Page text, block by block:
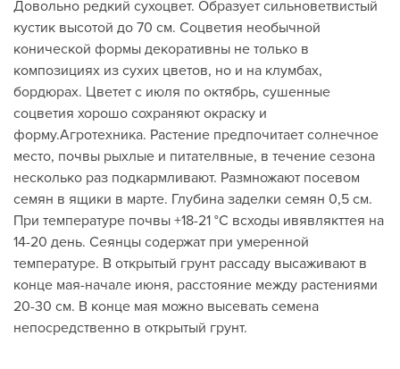
Довольно редкий сухоцвет. Образует сильноветвистый
кустик высотой до 70 см. Соцветия необычной
конической формы декоративны не только в
композициях из сухих цветов, но и на клумбах,
бордюрах. Цветет с июля по октябрь, сушенные
соцветия хорошо сохраняют окраску и
форму.Агротехника. Растение предпочитает солнечное
место, почвы рыхлые и питателвные, в течение сезона
несколько раз подкармливают. Размножают посевом
семян в ящики в марте. Глубина заделки семян 0,5 см.
При температуре почвы +18-21 °C всходы ивявлякттея на
14-20 день. Сеянцы содержат при умеренной
температуре. В открытый грунт рассаду высаживают в
конце мая-начале июня, расстояние между растениями
20-30 см. В конце мая можно высевать семена
непосредственно в открытый грунт.